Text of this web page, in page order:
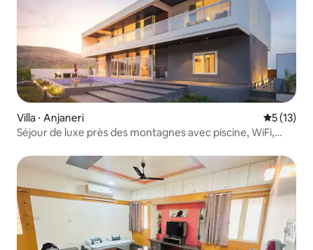
Villa ⋅ Anjaneri
5 (13)
Séjour de luxe près des montagnes avec piscine, WiFi,